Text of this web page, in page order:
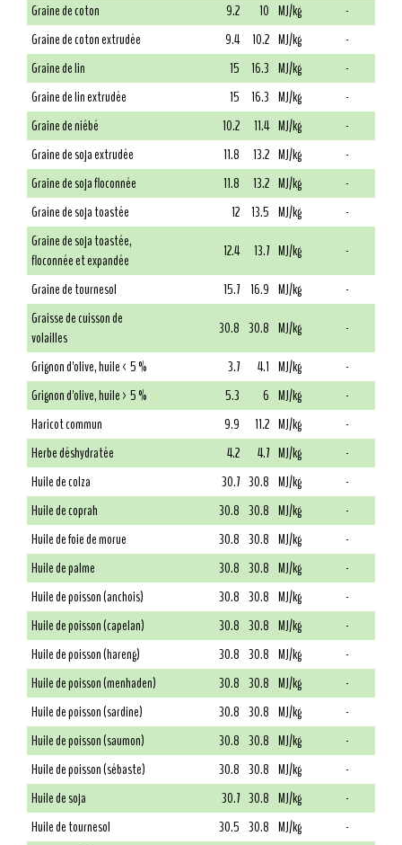
Graine de coton
9.2 10 MJ/kg
-
Graine de coton extrudée
9.4 10.2 MJ/kg
-
Graine de lin
15 16.3 MJ/kg
-
Graine de lin extrudée
15 16.3 MJ/kg
-
Graine de niébé
10.2 11.4 MJ/kg
-
Graine de soja extrudée
11.8 13.2 MJ/kg
-
Graine de soja floconnée
11.8 13.2 MJ/kg
-
Graine de soja toastée
12 13.5 MJ/kg
-
Graine de soja toastée,
floconnée et expandée
12.4 13.7 MJ/kg
-
Graine de tournesol
15.7 16.9 MJ/kg
-
Graisse de cuisson de
volailles
30.8 30.8 MJ/kg
-
Grignon d'olive, huile < 5 %
3.7 4.1 MJ/kg
-
Grignon d'olive, huile > 5 %
5.3 6 MJ/kg
-
Haricot commun
9.9 11.2 MJ/kg
-
Herbe déshydratée
4.2 4.7 MJ/kg
-
Huile de colza
30.7 30.8 MJ/kg
-
Huile de coprah
30.8 30.8 MJ/kg
-
Huile de foie de morue
30.8 30.8 MJ/kg
-
Huile de palme
30.8 30.8 MJ/kg
-
Huile de poisson (anchois)
30.8 30.8 MJ/kg
-
Huile de poisson (capelan)
30.8 30.8 MJ/kg
-
Huile de poisson (hareng)
30.8 30.8 MJ/kg
-
Huile de poisson (menhaden)
30.8 30.8 MJ/kg
-
Huile de poisson (sardine)
30.8 30.8 MJ/kg
-
Huile de poisson (saumon)
30.8 30.8 MJ/kg
-
Huile de poisson (sébaste)
30.8 30.8 MJ/kg
-
Huile de soja
30.7 30.8 MJ/kg
-
Huile de tournesol
30.5 30.8 MJ/kg
-